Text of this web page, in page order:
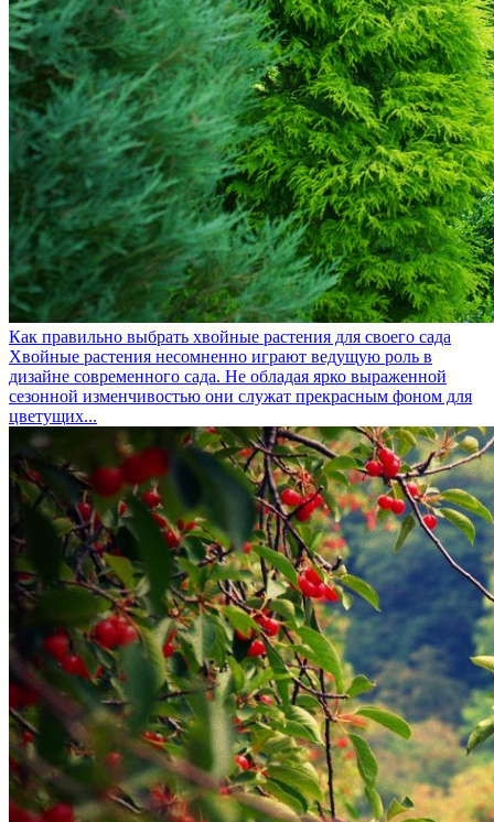
Как правильно выбрать хвойные растения для своего сада
Хвойные растения несомненно играют ведущую роль в
дизайне современного сада. Не обладая ярко выраженной
сезонной изменчивостью они служат прекрасным фоном для
цветущих...